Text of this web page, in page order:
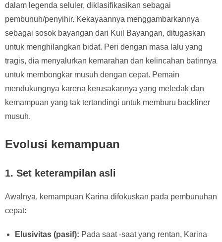
dalam legenda seluler, diklasifikasikan sebagai
pembunuh/penyihir. Kekayaannya menggambarkannya
sebagai sosok bayangan dari Kuil Bayangan, ditugaskan
untuk menghilangkan bidat. Peri dengan masa lalu yang
tragis, dia menyalurkan kemarahan dan kelincahan batinnya
untuk membongkar musuh dengan cepat. Pemain
mendukungnya karena kerusakannya yang meledak dan
kemampuan yang tak tertandingi untuk memburu backliner
musuh.
Evolusi kemampuan
1. Set keterampilan asli
Awalnya, kemampuan Karina difokuskan pada pembunuhan
cepat:
Elusivitas (pasif): Pada saat -saat yang rentan, Karina